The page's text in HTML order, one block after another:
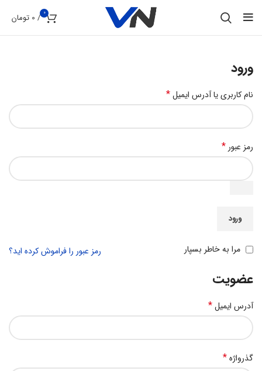
0
/
0 تومان
ورود
نام کاربری یا آدرس ایمیل*
رمز عبور *
ورود
رمز عبور را فراموش کرده اید؟ مرا به خاطر بسپار
عضویت
آدرس ایمیل*
گذرواژه*